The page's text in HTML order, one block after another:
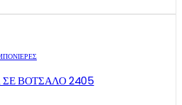
ΒΟΤΣΑΛΟ 2405